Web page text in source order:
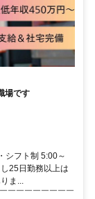
場です
シフト制 5:00～
25日勤務以上は
ま...
￣￣￣￣￣￣￣￣